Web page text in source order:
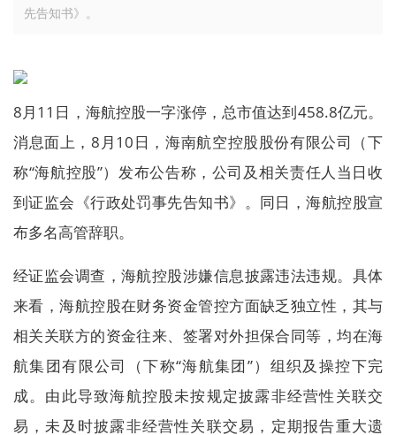
先告知书》。
8月11日，海航控股一字涨停，总市值达到458.8亿元。
消息面上，8月10日，海南航空控股股份有限公司（下
称“海航控股”）发布公告称，公司及相关责任人当日收
到证监会《行政处罚事先告知书》。同日，海航控股宣
布多名高管辞职。
经证监会调查，海航控股涉嫌信息披露违法违规。具体
来看，海航控股在财务资金管控方面缺乏独立性，其与
相关关联方的资金往来、签署对外担保合同等，均在海
航集团有限公司（下称“海航集团”）组织及操控下完
成。由此导致海航控股未按规定披露非经营性关联交
易，未及时披露非经营性关联交易，定期报告重大遗